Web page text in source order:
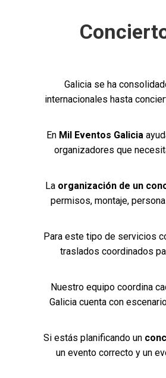
Galicia se ha
internacionales hasta
En Mil Eventos Galicia
organizadores que
La organización de un
permisos, montaje,
Para este tipo de servicios
traslados coordinados
Nuestro equipo coordina
Galicia cuenta con
Si estás planificando un
un evento correcto y un